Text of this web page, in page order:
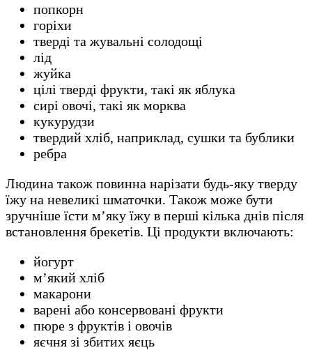
попкорн
горіхи
тверді та жувальні солодощі
лід
жуйка
цілі тверді фрукти, такі як яблука
сирі овочі, такі як морква
кукурудзи
твердий хліб, наприклад, сушки та бублики
ребра
Людина також повинна нарізати будь-яку тверду
їжу на невеликі шматочки. Також може бути
зручніше їсти м’яку їжу в перші кілька днів після
встановлення брекетів. Ці продукти включають:
йогурт
м’який хліб
макарони
варені або консервовані фрукти
пюре з фруктів і овочів
яєчня зі збитих яєць